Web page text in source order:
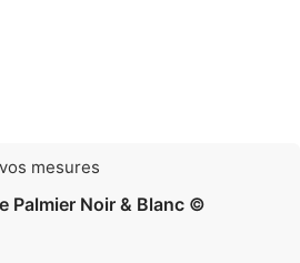
mesures
Palmier Noir & Blanc ©